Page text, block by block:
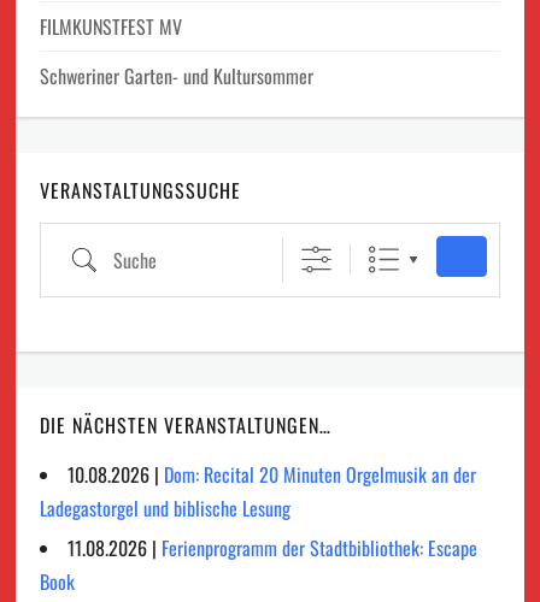
FILMKUNSTFEST MV
Schweriner Garten- und Kultursommer
VERANSTALTUNGSSUCHE
Suche
DIE NÄCHSTEN VERANSTALTUNGEN…
10.08.2026 | Dom: Recital 20 Minuten Orgelmusik an der
Ladegastorgel und biblische Lesung
11.08.2026 | Ferienprogramm der Stadtbibliothek: Escape
Book